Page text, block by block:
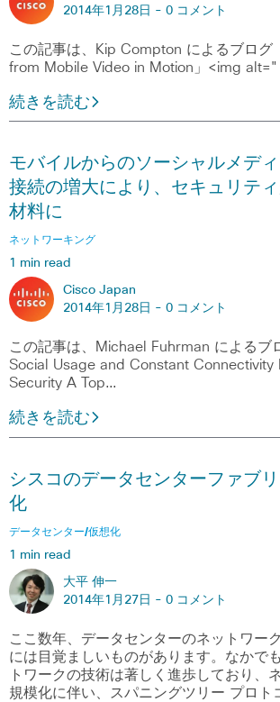
2014年1月28日 - 0 コメント
この記事は、Kip Compton によるブログ
from Mobile Video in Motion」<img
続きを読む
モバイルからのソーシャルメデ
接続の増大により、セキュリテ
材料に
ネットワーキング
1 min read
Cisco Japan
2014年1月28日 - 0 コメント
この記事は、Michael Fuhrman によるブ
Social Usage and Constant Connectivity
Security A Top…
続きを読む
シスコのデータセンターファブ
化
データセンター/仮想化
1 min read
大平 伸一
2014年1月27日 - 0 コメント
ここ数年、データセンターのネットワー
には目覚ましいものがあります。なかで
トワークの技術は著しく進歩しており、
規模化に伴い、スパニングツリー プロト